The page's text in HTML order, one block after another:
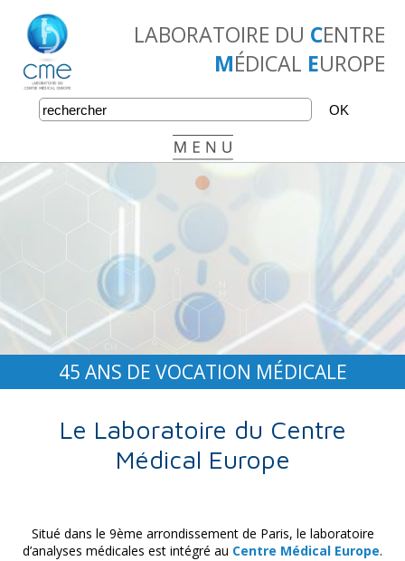
LABORATOIRE DU CENTRE
MÉDICAL EUROPE
•
45 ANS DE VOCATION MÉDICALE
Le Laboratoire du Centre
Médical Europe
Situé dans le 9ème arrondissement de Paris, le laboratoire
d’analyses médicales est intégré au Centre Médical Europe.